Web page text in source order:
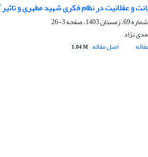
و عقلانیت در نظام فکری شهید مطهری و
3-26
نژاد
اصل مقاله 1.04 M